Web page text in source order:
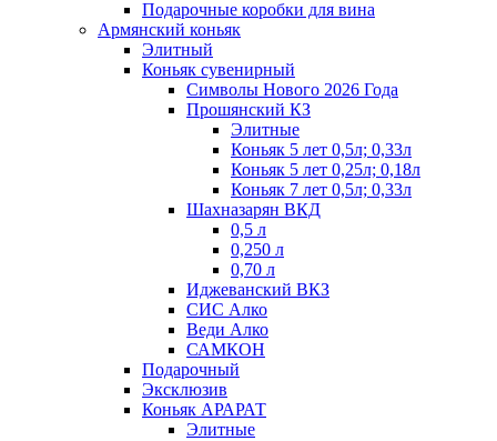
Подарочные коробки для вина
Армянский коньяк
Элитный
Коньяк сувенирный
Символы Нового 2026 Года
Прошянский КЗ
Элитные
Коньяк 5 лет 0,5л; 0,33л
Коньяк 5 лет 0,25л; 0,18л
Коньяк 7 лет 0,5л; 0,33л
Шахназарян ВКД
0,5 л
0,250 л
0,70 л
Иджеванский ВКЗ
СИС Алко
Веди Алко
САМКОН
Подарочный
Эксклюзив
Коньяк АРАРАТ
Элитные